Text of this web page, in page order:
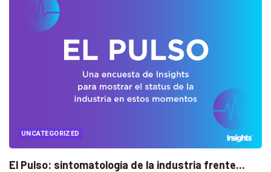
frente... Conectados en época de pausa